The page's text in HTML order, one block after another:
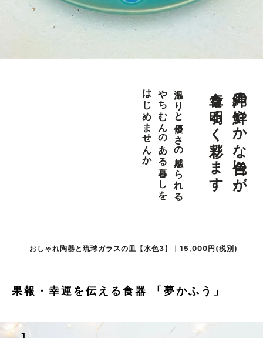
沖縄の鮮やかな色合いが、
食卓を明るく彩ります
温もりと優しさの感じられる、
やちむんのある暮らしを
はじめませんか
おしゃれ陶器と琉球ガラスの皿【水色3】｜15,000円(税別)
果報・幸運を伝える食器 「夢かふう」